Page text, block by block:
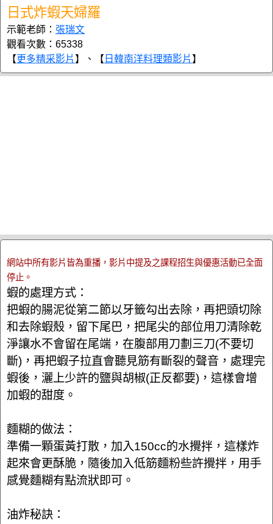
日式炸蝦天婦羅
示範老師： 張瑞文
觀看次數：65338
【更多精采影片 】、【 日韓南洋料理類影片 】
網站中所有影片皆為重播，影片中提及之課程招生與優惠活動已全面
停止。
蝦的處理方式：
把蝦的腸泥從第二節以牙籤勾出去除，再把頭切除
和去除蝦殼，留下尾巴，把尾尖的部位用刀清除乾
淨讓水不會留在尾端，在腹部用刀劃三刀(不要切
斷)，再把蝦子拉直會聽見筋有斷裂的聲音，處理完
蝦後，灑上少許的鹽與胡椒(正反都要)，這樣會增
加蝦的甜度。
麵糊的做法：
準備一顆蛋黃打散，加入150cc的水攪拌，這樣炸
起來會更酥脆，隨後加入低筋麵粉些許攪拌，用手
感覺麵糊有點流狀即可。
油炸秘訣：